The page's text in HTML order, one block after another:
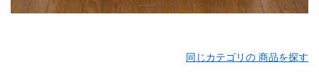
同じカテゴリの 商品を探す